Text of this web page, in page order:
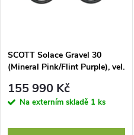
SCOTT Solace Gravel 30
(Mineral Pink/Flint Purple), vel.
155 990 Kč
Na externím skladě 1 ks